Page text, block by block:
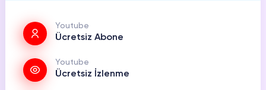
Youtube
Ücretsiz Abone
Youtube
Ücretsiz İzlenme